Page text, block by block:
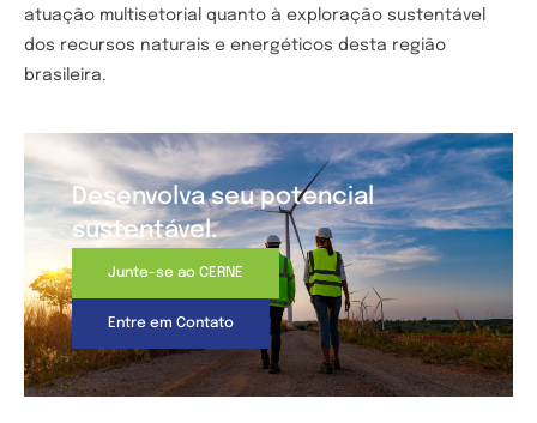
atuação multisetorial quanto à exploração sustentável
dos recursos naturais e energéticos desta região
brasileira.
Desenvolva seu potencial
sustentável.
Junte-se ao CERNE
Entre em Contato